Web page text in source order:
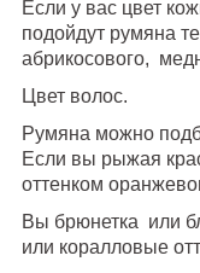
Если у вас цвет
подойдут румяна
абрикосового,
Цвет волос.
Румяна можно
Если вы рыжая
оттенком
Вы брюнетка или
или коралловые